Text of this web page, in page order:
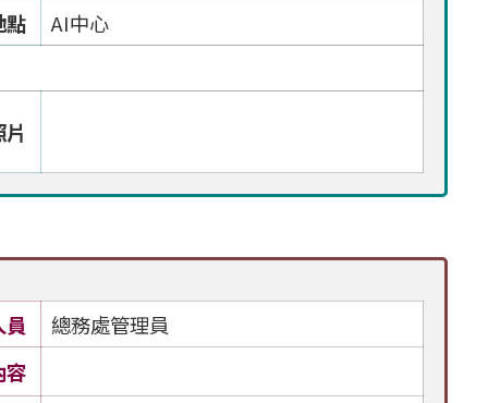
點
AI中心
總務處管理員
容